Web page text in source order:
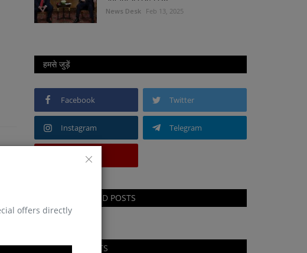
offers directly
News Desk Feb 13, 2025
हमसे जुड़ें
Facebook Twitter
Instagram Telegram
Youtube
RECOMMENDED POSTS
RANDOM POSTS